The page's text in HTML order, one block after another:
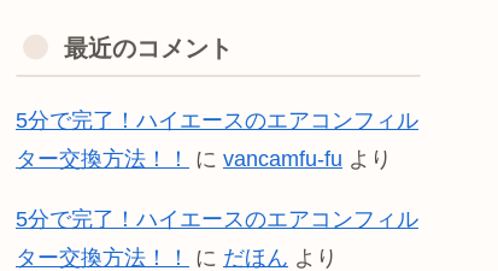
最近のコメント
5分で完了！ハイエースのエアコンフィル
ター交換方法！！
に vancamfu-fu より
5分で完了！ハイエースのエアコンフィル
ター交換方法！！
に だほん より